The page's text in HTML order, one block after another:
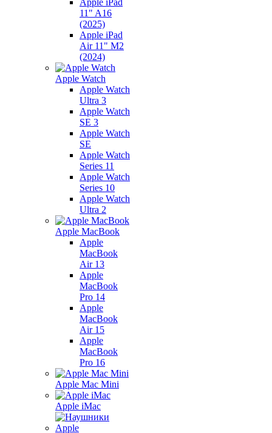
Apple iPad
11" A16
(2025)
Apple iPad
Air 11" M2
(2024)
Apple Watch
Apple Watch
Ultra 3
Apple Watch
SE 3
Apple Watch
SE
Apple Watch
Series 11
Apple Watch
Series 10
Apple Watch
Ultra 2
Apple MacBook
Apple
MacBook
Air 13
Apple
MacBook
Pro 14
Apple
MacBook
Air 15
Apple
MacBook
Pro 16
Apple Mac Mini
Apple iMac